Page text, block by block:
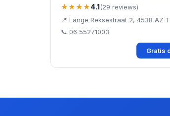
★★★★4.1(29 reviews)
📍 Lange Reksestraat 2, 4538 AZ
📞 06 55271003
Gratis